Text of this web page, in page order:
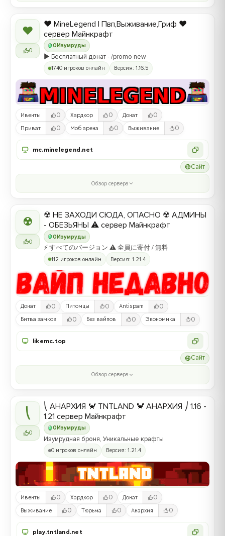
❤
0
0 Изумруды
❤️ MineLegend | Пвп,Выживание,Гриф ❤️
сервер Майнкрафт
▶️ Бесплатный донат - /promo new
1740 игроков онлайн Версия: 1.16.5
Ивенты 0 Хардкор 0 Донат 0
Приват 0 Моб арена 0 Выживание 0
mc.minelegend.net
Сайт
Обзор сервера
☢
0
0Изумруды
☢ НЕ ЗАХОДИ СЮДА, ОПАСНО ☢ АДМИНЫ
- ОБЕЗЬЯНЫ ⚠ сервер Майнкрафт
⚡ すべてのバージョン ⚠ 全員に寄付 / 無料
112 игроков онлайн Версия: 1.21.4
Донат 0 Питомцы 0 Antispam 0
Битва замков 0 Без вайпов 0 Экономика 0
likemc.top
Сайт
Обзор сервера
⎝
0
0 Изумруды
⎝ АНАРХИЯ 🦀 TNTLAND 🦀 АНАРХИЯ ⎠ 1.16 -
1.21 сервер Майнкрафт
Изумрудная броня, Уникальные крафты
0 игроков онлайн Версия: 1.21.4
Ивенты 0 Хардкор 0 Донат 0
Выживание 0 Тюрьма 0 Анархия 0
play.tntland.net